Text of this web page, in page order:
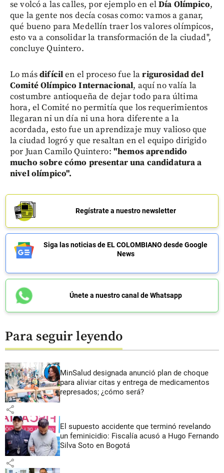
se volcó a las calles, por ejemplo en elDía Olímpico,
que la gente nos decía cosas como: vamos a ganar,
qué bueno para Medellín traer los valores olímpicos,
esto va a consolidar la transformación de la ciudad",
concluye Quintero.
Lo másdifícilen el proceso fue larigurosidad del
Comité Olímpico Internacional, aquí no valía la
costumbre antioqueña de dejar todo para última
hora, el Comité no permitía que los requerimientos
llegaran ni un día ni una hora diferente a la
acordada, esto fue un aprendizaje muy valioso que
la ciudad logró y que resaltan en el equipo dirigido
por Juan Camilo Quintero: "hemos aprendido
mucho sobre cómo presentar una candidatura a
nivel olímpico".
Regístrate a nuestro newsletter
Siga las noticias de EL COLOMBIANO desde Google
News
Únete a nuestro canal de Whatsapp
Para seguir leyendo
MinSalud designada anunció plan de choque
para aliviar citas y entrega de medicamentos
represados; ¿cómo será?
share
El supuesto accidente que terminó revelando
un feminicidio: Fiscalía acusó a Hugo Fernando
Silva Soto en Bogotá
share